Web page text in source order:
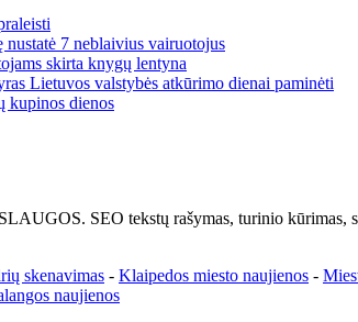
7 neblaivius vairuotojus
skirta knygų lentyna
Lietuvos valstybės atkūrimo dienai paminėti
kupinos dienos
SEO tekstų rašymas, turinio kūrimas,
skenavimas - Klaipedos miesto naujienos -
naujienos